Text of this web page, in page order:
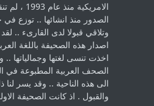
الامريكية
الصدور منذ انشائها .. توزع
‏وتلاقي قبولا لدى القارىء ..‏
اصدار هذه الصحيفة باللغة
اخذت ‏تنسى لغتها وجمالياتها ..
الصحف العربية المطبوعة في
الى هذه الناحية .. وقد يسر لنا
والقبول . اذ كانت ‏الصحيفة